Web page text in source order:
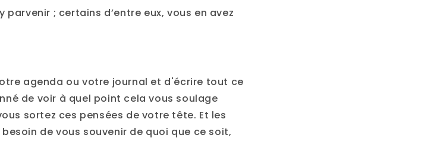
; certains d’entre eux, vous en avez
agenda ou votre journal et d'écrire tout ce
de voir à quel point cela vous soulage
sortez ces pensées de votre tête. Et les
de vous souvenir de quoi que ce soit,